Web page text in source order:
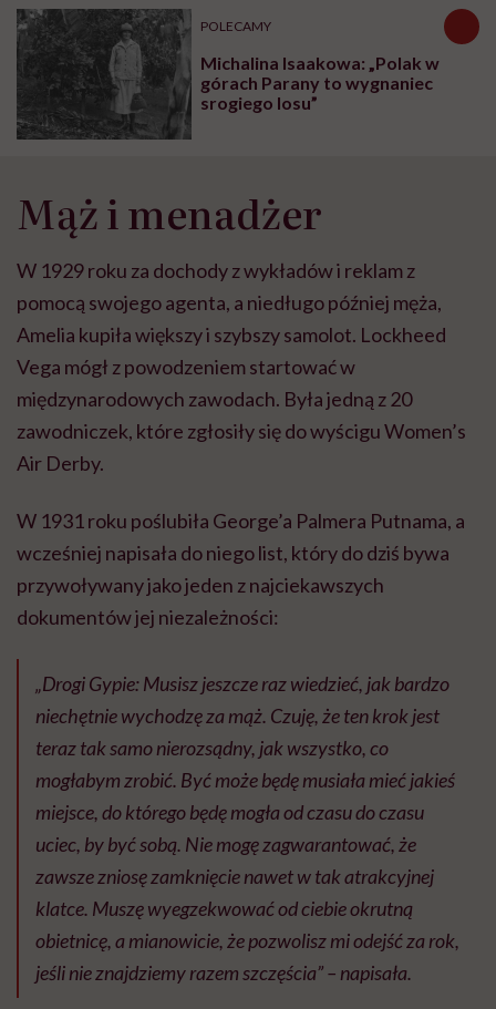
POLECAMY
Michalina Isaakowa: „Polak w
górach Parany to wygnaniec
srogiego losu”
Mąż i menadżer
W 1929 roku za dochody z wykładów i reklam z
pomocą swojego agenta, a niedługo później męża,
Amelia kupiła większy i szybszy samolot. Lockheed
Vega mógł z powodzeniem startować w
międzynarodowych zawodach. Była jedną z 20
zawodniczek, które zgłosiły się do wyścigu Women’s
Air Derby.
W 1931 roku poślubiła George’a Palmera Putnama, a
wcześniej napisała do niego list, który do dziś bywa
przywoływany jako jeden z najciekawszych
dokumentów jej niezależności:
„Drogi Gypie: Musisz jeszcze raz wiedzieć, jak bardzo
niechętnie wychodzę za mąż. Czuję, że ten krok jest
teraz tak samo nierozsądny, jak wszystko, co
mogłabym zrobić. Być może będę musiała mieć jakieś
miejsce, do którego będę mogła od czasu do czasu
uciec, by być sobą. Nie mogę zagwarantować, że
zawsze zniosę zamknięcie nawet w tak atrakcyjnej
klatce. Muszę wyegzekwować od ciebie okrutną
obietnicę, a mianowicie, że pozwolisz mi odejść za rok,
jeśli nie znajdziemy razem szczęścia”– napisała.